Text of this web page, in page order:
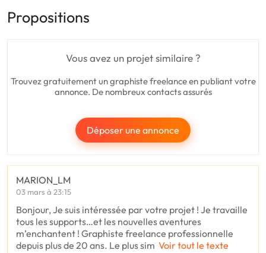
Propositions
Vous avez un projet similaire ?
Trouvez gratuitement un graphiste freelance en publiant votre
annonce. De nombreux contacts assurés
Déposer une annonce
MARION_LM
03 mars à 23:15
Bonjour, Je suis intéressée par votre projet ! Je travaille
tous les supports…et les nouvelles aventures
m’enchantent ! Graphiste freelance professionnelle
depuis plus de 20 ans. Le plus sim Voir tout le texte